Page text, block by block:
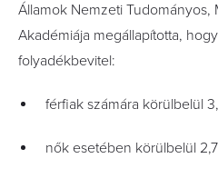
Államok Nemzeti Tudományos,
Akadémiája megállapította,
folyadékbevitel:
férfiak számára körülbelül
nők esetében körülbelül